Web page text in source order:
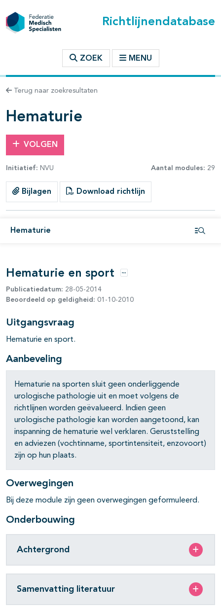
Richtlijnendatabase
ZOEK MENU
Terug naar zoekresultaten
Hematurie
VOLGEN
Initiatief: NVU Aantal modules: 29
Bijlagen Download richtlijn
Hematurie
binnen deze richtlijn
open- en dichtklappen
Hematurie en sport Opties
Publicatiedatum: 28-05-2014
Beoordeeld op geldigheid: 01-10-2010
Uitgangsvraag
Hematurie en sport.
Aanbeveling
Hematurie na sporten sluit geen onderliggende
urologische pathologie uit en moet volgens de
richtlijnen worden geëvalueerd. Indien geen
urologische patho­logie kan worden aangetoond, kan
inspanning de hematurie wel verklaren. Geruststelling
en adviezen (vochtinname, sportintensiteit, enzovoort)
zijn op hun plaats.
Overwegingen
Bij deze module zijn geen overwegingen geformuleerd.
Onderbouwing
Achtergrond
Samenvatting literatuur